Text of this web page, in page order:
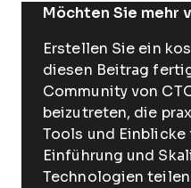
Möchten Sie mehr
Erstellen Sie ein
diesen Beitrag
Community von
beizutreten, die
Tools und
Einführung und
Technologien